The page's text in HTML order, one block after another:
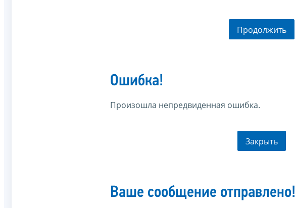
Продолжить
Ошибка!
Произошла непредвиденная ошибка.
Закрыть
Ваше сообщение отправлено!